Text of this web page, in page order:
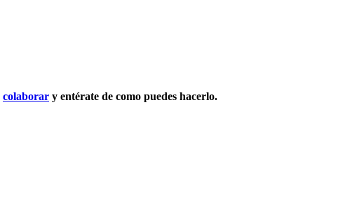
colaborar y entérate de como puedes hacerlo.